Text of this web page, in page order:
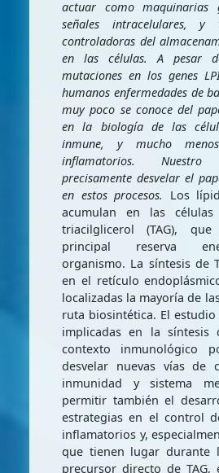
actuar como maquinarias
señales intracelulares, y
controladoras del
en las células. A pesar
mutaciones en los genes
humanos enfermedades de
muy poco se conoce del
en la biología de las
inmune, y mucho
inflamatorios.
precisamente desvelar el
en estos procesos.
Los
acumulan en las
triacilglicerol (TAG),
principal reserva
organismo. La síntesis de
en el retículo
localizadas la mayoría de
ruta biosintética. El
implicadas en la síntesis
contexto inmunológico
desvelar nuevas vías de
inmunidad y sistema
permitir también el
estrategias en el control
inflamatorios y,
que tienen lugar durante
precursor directo de TAG,